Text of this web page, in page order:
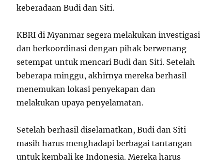
keberadaan Budi dan Siti.
KBRI di Myanmar segera melakukan investigasi
dan berkoordinasi dengan pihak berwenang
setempat untuk mencari Budi dan Siti. Setelah
beberapa minggu, akhirnya mereka berhasil
menemukan lokasi penyekapan dan
melakukan upaya penyelamatan.
Setelah berhasil diselamatkan, Budi dan Siti
masih harus menghadapi berbagai tantangan
untuk kembali ke Indonesia. Mereka harus